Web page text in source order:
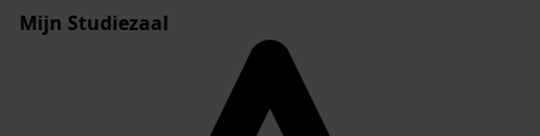
Mijn Studiezaal